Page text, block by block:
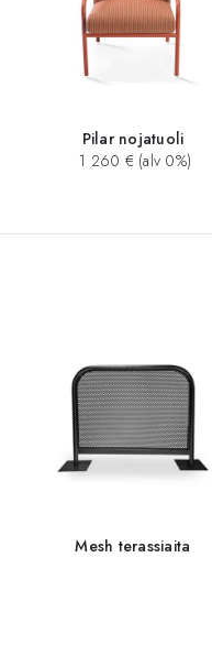
Pilar nojatuoli
1 260 € (alv 0%)
Mesh terassiaita